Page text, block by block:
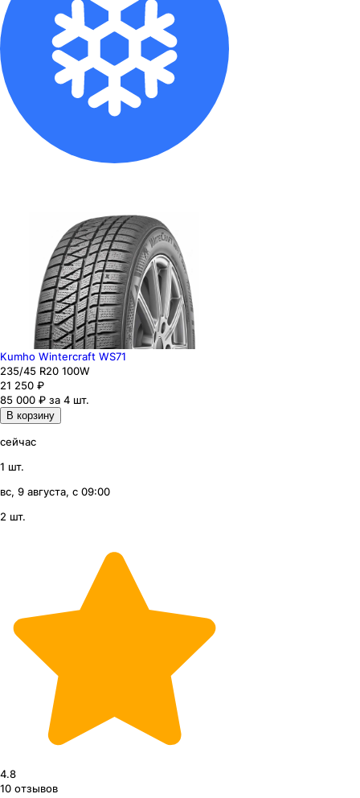
Kumho Wintercraft WS71
235/45 R20 100W
21 250 ₽
85 000 ₽ за 4 шт.
В корзину
сейчас
1 шт.
вс, 9 августа, с 09:00
2 шт.
4.8
10 отзывов